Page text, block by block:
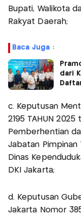
Bupati, Walikota
Rakyat Daerah;
Baca Juga :
dari
c. Keputusan
2195 TAHUN
Pemberhentian
Jabatan Pimpinan
Dinas
DKI Jakarta;
d. Keputusan
Jakarta Nomor